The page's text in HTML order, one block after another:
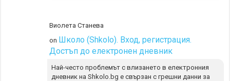
Виолета Станева
on Школо (Shkolo). Вход, регистрация.
Достъп до електронен дневник
Най-често проблемът с влизането в електронния
дневник на Shkolo.bg е свързан с грешни данни за